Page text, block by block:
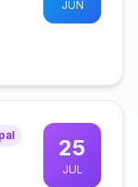
JUN
25
JUL